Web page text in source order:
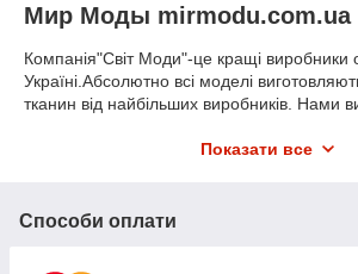
Мир Моды mirmodu.com.ua
Компанія"Світ Моди"-це кращі виробники
Україні.Абсолютно всі моделі
тканин від найбільших виробників. Нами
на ринку, тому слідкуємо за створеними
виготовляються з натуральних тканин від
Показати все
Способи оплати